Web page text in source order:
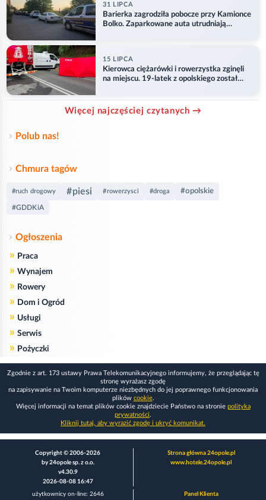
31 LIPCA
Barierka zagrodziła pobocze przy Kamionce
Bolko. Zaparkowane auta utrudniają
15 LIPCA
Kierowca ciężarówki i rowerzystka zginęli
na miejscu. 19-latek z opolskiego został
Więcej najczęściej czytanych →
Polub nas!
Chmura tagów
#ruch drogowy #piesi #rowerzysci #droga #opolskie
#GDDKiA
Ogłoszenia
» Praca
» Wynajem
» Rowery
» Dom i Ogród
» Usługi
» Serwis
» Pożyczki
Zgodnie z art. 173 ustawy Prawa Telekomunikacyjnego informujemy, że przeglądając tę
stronę wyrażasz zgodę
na zapisywanie na Twoim komputerze niezbędnych do jej poprawnego funkcjonowania
plików cookie.
Więcej informacji na temat plików cookie znajdziecie Państwo na stronie polityka
prywatności.
Kliknij tutaj, aby wyrazić zgodę i ukryć komunikat.
Copyright © 2006-2026
by 24opole sp. z o.o.
v4.30.9
2026-08-08 16:47
Strona główna 24opole.pl
www.hotele.24opole.pl
użytkownicy on-line: 2646 Panel Klienta